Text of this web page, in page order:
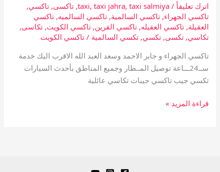
اترك تعليقاً /
taxi, taxi jahra, taxi salmiya
,تاكسى,تاكسي,
تاكسي الجهراء,تاكسي السالمية,تاكسي السالميه,تاكسي
العقيلة,تاكسي العقيله,تاكسي القرين,تاكسي الكويت,تكاسى,
تكاسي,تكسى,تكسي,تكسي السالمية /تاكسي الكويت
تاكسي الجهراء و جابر الاحمد وسعد العبد الله الاقرب اليك خدمة
ســ24ـــاعة توصيل المــطار وجميع المناطق بأحدث السيارات
تكسي جيب تاكسي جيبات تكاسي عائلية
قراءة المزيد »